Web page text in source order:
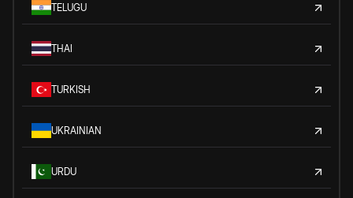
TELUGU
THAI
TURKISH
UKRAINIAN
URDU